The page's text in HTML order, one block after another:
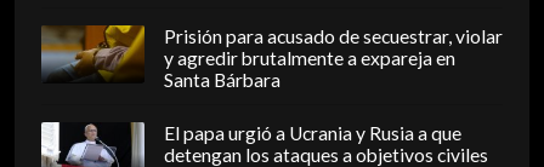
Prisión para acusado de secuestrar, violar
y agredir brutalmente a expareja en
Santa Bárbara
El papa urgió a Ucrania y Rusia a que
detengan los ataques a objetivos civiles